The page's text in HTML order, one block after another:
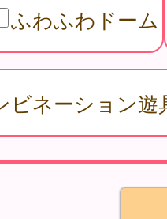
ふわふわドーム
ビネーション遊